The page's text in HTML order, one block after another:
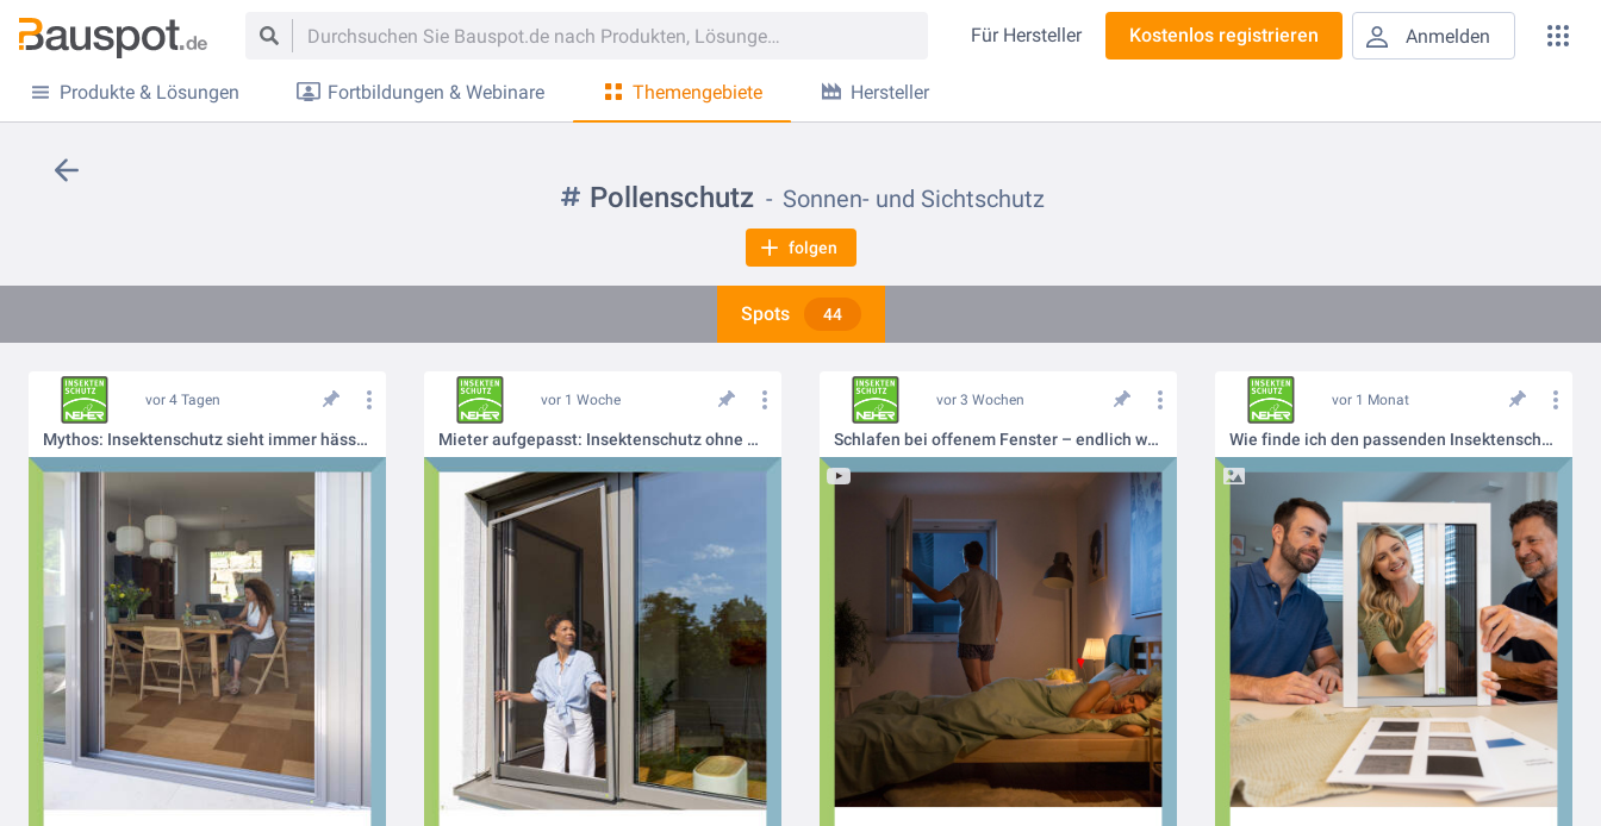
Für Hersteller Kostenlos registrieren Anmelden
Produkte & Lösungen Fortbildungen & Webinare Themengebiete Hersteller
Pollenschutz Sonnen- und Sichtschutz
folgen
Spots 44
vor 4 Tagen
Mythos: Insektenschutz sieht immer hässlich aus 🪟❌
vor 1 Woche
Mieter aufgepasst: Insektenschutz ohne Bohren – das geht!
vor 3 Wochen
Schlafen bei offenem Fenster – endlich wieder ohne Mückensurren
vor 1 Monat
Wie finde ich den passenden Insektenschutz für mich?